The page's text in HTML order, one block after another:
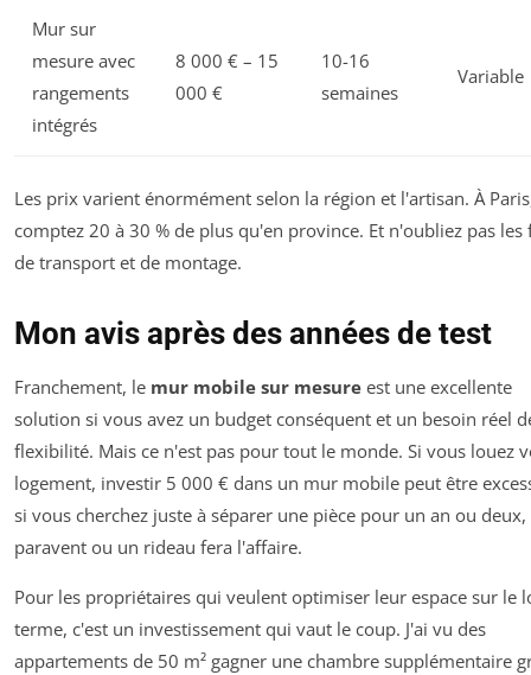
Mur sur
mesure avec
rangements
intégrés
8 000 € – 15
000 €
10-16
semaines
Variable
Les prix varient énormément selon la région et l'artisan. À
comptez 20 à 30 % de plus qu'en province. Et n'oubliez pas les
de transport et de montage.
Mon avis après des années de test
Franchement, le mur mobile sur mesure est une excellente
solution si vous avez un budget conséquent et un besoin réel
flexibilité. Mais ce n'est pas pour tout le monde. Si vous louez
logement, investir 5 000 € dans un mur mobile peut être
si vous cherchez juste à séparer une pièce pour un an ou
paravent ou un rideau fera l'affaire.
Pour les propriétaires qui veulent optimiser leur espace sur le
terme, c'est un investissement qui vaut le coup. J'ai vu des
appartements de 50 m² gagner une chambre supplémentaire